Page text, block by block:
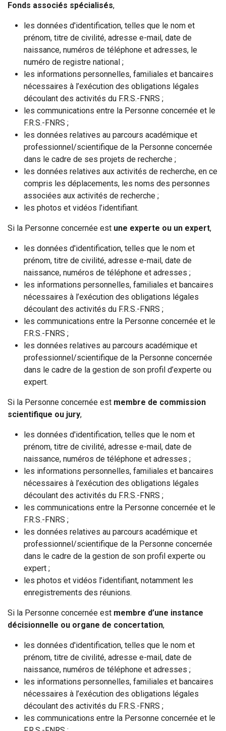
Fonds associés spécialisés,
les données d'identification, telles que le nom et
prénom, titre de civilité, adresse e-mail, date de
naissance, numéros de téléphone et adresses, le
numéro de registre national ;
les informations personnelles, familiales et bancaires
nécessaires à l’exécution des obligations légales
découlant des activités du F.R.S.-FNRS ;
les communications entre la Personne concernée et le
F.R.S.-FNRS ;
les données relatives au parcours académique et
professionnel/scientifique de la Personne concernée
dans le cadre de ses projets de recherche ;
les données relatives aux activités de recherche, en ce
compris les déplacements, les noms des personnes
associées aux activités de recherche ;
les photos et vidéos l’identifiant.
Si la Personne concernée est une experte ou un expert,
les données d'identification, telles que le nom et
prénom, titre de civilité, adresse e-mail, date de
naissance, numéros de téléphone et adresses ;
les informations personnelles, familiales et bancaires
nécessaires à l’exécution des obligations légales
découlant des activités du F.R.S.-FNRS ;
les communications entre la Personne concernée et le
F.R.S.-FNRS ;
les données relatives au parcours académique et
professionnel/scientifique de la Personne concernée
dans le cadre de la gestion de son profil d’experte ou
expert.
Si la Personne concernée est membre de commission
scientifique ou jury,
les données d'identification, telles que le nom et
prénom, titre de civilité, adresse e-mail, date de
naissance, numéros de téléphone et adresses ;
les informations personnelles, familiales et bancaires
nécessaires à l’exécution des obligations légales
découlant des activités du F.R.S.-FNRS ;
les communications entre la Personne concernée et le
F.R.S.-FNRS ;
les données relatives au parcours académique et
professionnel/scientifique de la Personne concernée
dans le cadre de la gestion de son profil experte ou
expert ;
les photos et vidéos l’identifiant, notamment les
enregistrements des réunions.
Si la Personne concernée est membre d’une instance
décisionnelle ou organe de concertation,
les données d'identification, telles que le nom et
prénom, titre de civilité, adresse e-mail, date de
naissance, numéros de téléphone et adresses ;
les informations personnelles, familiales et bancaires
nécessaires à l’exécution des obligations légales
découlant des activités du F.R.S.-FNRS ;
les communications entre la Personne concernée et le